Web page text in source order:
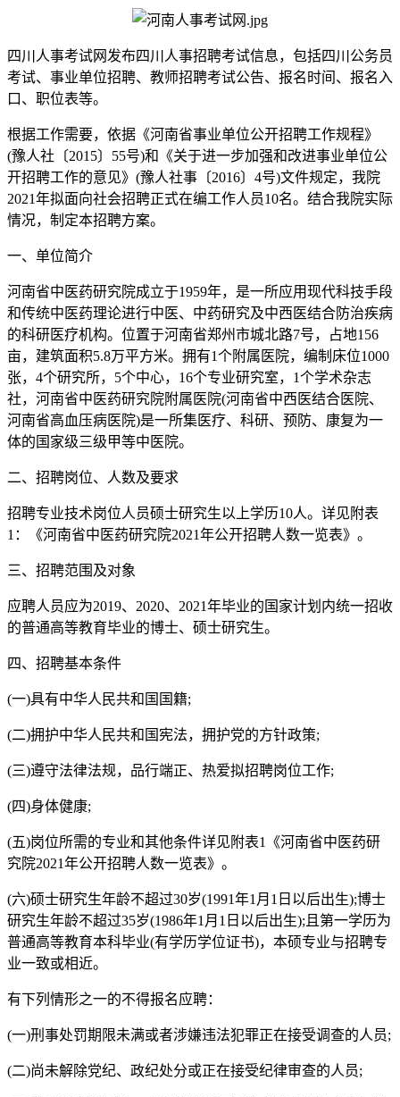
四川人事考试网发布四川人事招聘考试信息，包括四川公务员
考试、事业单位招聘、教师招聘考试公告、报名时间、报名入
口、职位表等。
根据工作需要，依据《河南省事业单位公开招聘工作规程》
(豫人社〔2015〕55号)和《关于进一步加强和改进事业单位公
开招聘工作的意见》(豫人社事〔2016〕4号)文件规定，我院
2021年拟面向社会招聘正式在编工作人员10名。结合我院实际
情况，制定本招聘方案。
一、单位简介
河南省中医药研究院成立于1959年，是一所应用现代科技手段
和传统中医药理论进行中医、中药研究及中西医结合防治疾病
的科研医疗机构。位置于河南省郑州市城北路7号，占地156
亩，建筑面积5.8万平方米。拥有1个附属医院，编制床位1000
张，4个研究所，5个中心，16个专业研究室，1个学术杂志
社，河南省中医药研究院附属医院(河南省中西医结合医院、
河南省高血压病医院)是一所集医疗、科研、预防、康复为一
体的国家级三级甲等中医院。
二、招聘岗位、人数及要求
招聘专业技术岗位人员硕士研究生以上学历10人。详见附表
1：《河南省中医药研究院2021年公开招聘人数一览表》。
三、招聘范围及对象
应聘人员应为2019、2020、2021年毕业的国家计划内统一招收
的普通高等教育毕业的博士、硕士研究生。
四、招聘基本条件
(一)具有中华人民共和国国籍;
(二)拥护中华人民共和国宪法，拥护党的方针政策;
(三)遵守法律法规，品行端正、热爱拟招聘岗位工作;
(四)身体健康;
(五)岗位所需的专业和其他条件详见附表1《河南省中医药研
究院2021年公开招聘人数一览表》。
(六)硕士研究生年龄不超过30岁(1991年1月1日以后出生);博士
研究生年龄不超过35岁(1986年1月1日以后出生);且第一学历为
普通高等教育本科毕业(有学历学位证书)，本硕专业与招聘专
业一致或相近。
有下列情形之一的不得报名应聘：
(一)刑事处罚期限未满或者涉嫌违法犯罪正在接受调查的人员;
(二)尚未解除党纪、政纪处分或正在接受纪律审查的人员;